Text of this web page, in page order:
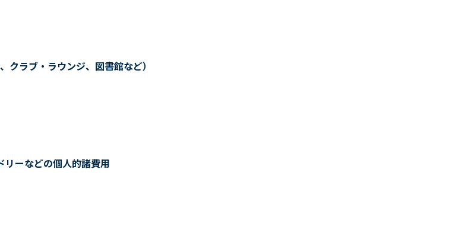
ラブ・ラウンジ、図書館など）
ーなどの個人的諸費用